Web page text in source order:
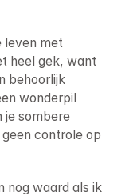
leven met
heel gek, want
behoorlijk
wonderpil
je sombere
controle op
nog waard als ik